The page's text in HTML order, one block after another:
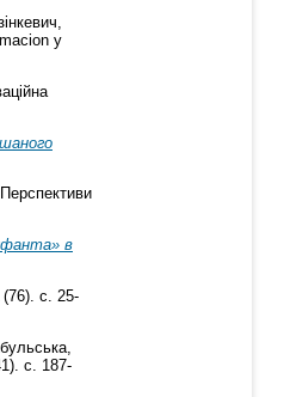
y
Перспективи
в
(76). с. 25-
с. 187-